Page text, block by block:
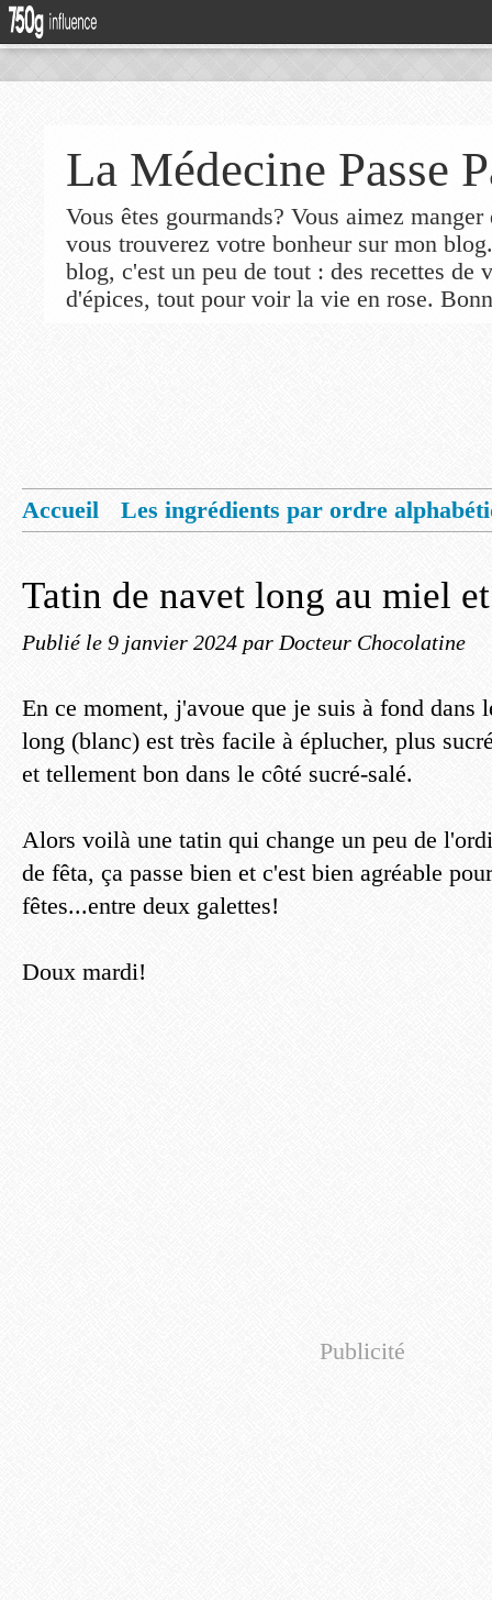
La Médecine Passe
Vous êtes gourmands? Vous aimez
vous trouverez votre bonheur sur mon
blog, c'est un peu de tout : des recettes de
d'épices, tout pour voir la vie en rose.
Accueil
Les ingrédients par ordre
Tatin de navet long au miel
Publié le 9 janvier 2024 par Docteur Chocolatine
En ce moment, j'avoue que je suis à fond dans
long (blanc) est très facile à éplucher, plus
et tellement bon dans le côté sucré-salé.
Alors voilà une tatin qui change un peu de
de fêta, ça passe bien et c'est bien agréable
fêtes...entre deux galettes!
Doux mardi!
Publicité